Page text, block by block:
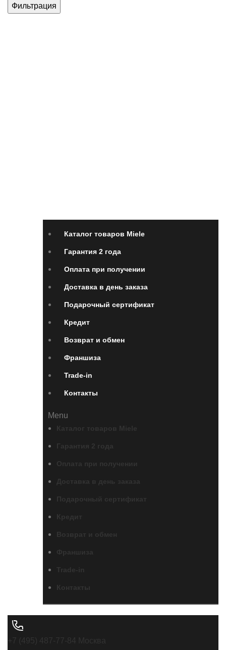
Фильтрация
Каталог товаров Miele
Гарантия 2 года
Оплата при получении
Доставка в день заказа
Подарочный сертификат
Кредит
Возврат и обмен
Франшиза
Trade-in
Контакты
Menu
Каталог товаров Miele
Гарантия 2 года
Оплата при получении
Доставка в день заказа
Подарочный сертификат
Кредит
Возврат и обмен
Контакты
+7 (495) 487-77-84 Москва